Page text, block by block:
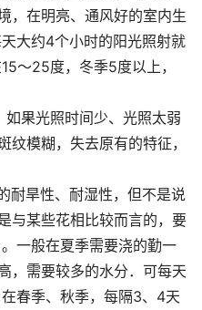
，在明亮、通风好的室内生
大约4个小时的阳光照射就
～25度，冬季5度以上，
果光照时间少、光照太弱
纹模糊，失去原有的特征，
耐旱性、耐湿性，但不是说
与某些花相比较而言的，要
一般在夏季需要浇的勤一
，需要较多的水分．可每天
春季、秋季，每隔3、4天